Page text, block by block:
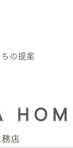
の提案